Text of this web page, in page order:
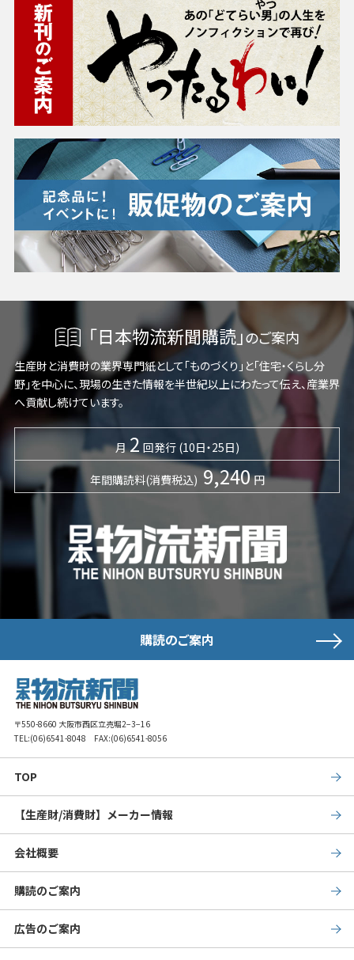
「日本物流新聞購読」のご案内
生産財と消費財の業界専門紙として「ものづくり」と「住宅・くらし分
野」を中心に、現場の生きた情報を半世紀以上にわたって伝え、産業界
へ貢献し続けています。
月 2 回発行 (10日・25日)
年間購読料(消費税込) 9,240 円
購読のご案内
〒550-8660 大阪市西区立売堀2−3−16
TEL:(06)6541-8048 FAX:(06)6541-8056
TOP
【生産財/消費財】メーカー情報
会社概要
購読のご案内
広告のご案内